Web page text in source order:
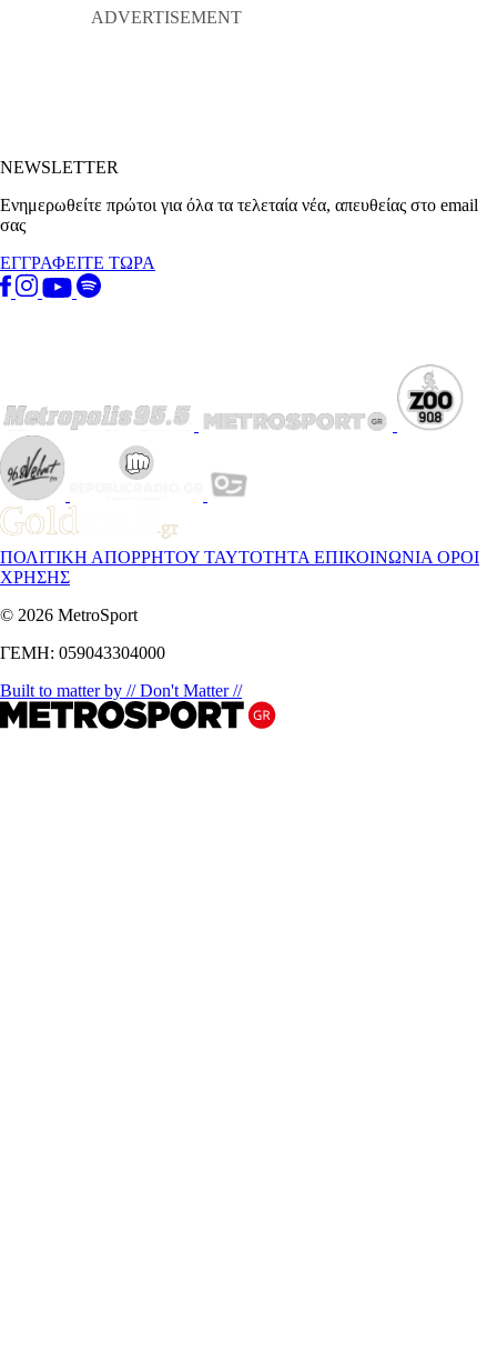
NEWSLETTER
Ενημερωθείτε πρώτοι για όλα τα τελεταία νέα, απευθείας στο email
σας
ΕΓΓΡΑΦΕΙΤΕ ΤΩΡΑ
ΠΟΛΙΤΙΚΗ ΑΠΟΡΡΗΤΟΥ ΤΑΥΤΟΤΗΤΑ ΕΠΙΚΟΙΝΩΝΙΑ ΟΡΟΙ
ΧΡΗΣΗΣ
© 2026 MetroSport
ΓΕΜΗ: 059043304000
Built to matter by // Don't Matter //